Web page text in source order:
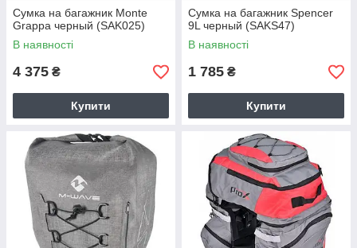
Сумка на багажник Monte
Grappa черный (SAK025)
В наявності
4 375 ₴
Купити
Сумка на багажник Spencer
9L черный (SAKS47)
В наявності
1 785 ₴
Купити